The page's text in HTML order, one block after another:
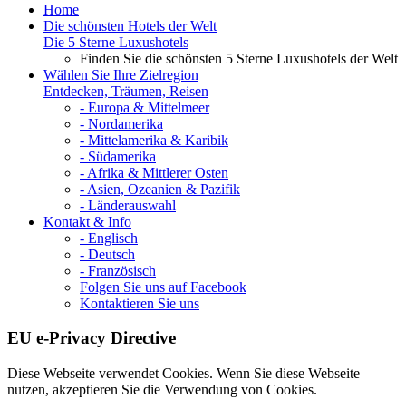
Home
Die schönsten Hotels der Welt
Die 5 Sterne Luxushotels
Finden Sie die schönsten 5 Sterne Luxushotels der Welt
Wählen Sie Ihre Zielregion
Entdecken, Träumen, Reisen
- Europa & Mittelmeer
- Nordamerika
- Mittelamerika & Karibik
- Südamerika
- Afrika & Mittlerer Osten
- Asien, Ozeanien & Pazifik
- Länderauswahl
Kontakt & Info
- Englisch
- Deutsch
- Französisch
Folgen Sie uns auf Facebook
Kontaktieren Sie uns
EU e-Privacy Directive
Diese Webseite verwendet Cookies. Wenn Sie diese Webseite
nutzen, akzeptieren Sie die Verwendung von Cookies.